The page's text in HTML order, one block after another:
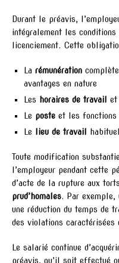
Durant le préavis,
intégralement les conditions
licenciement. Cette
La rémunération
avantages en nature
Les horaires de travail
et
Le poste et les fonctions
Le
lieu de travail habituel
Toute modification
l’employeur pendant cette
d’acte de la rupture aux
prud’homales. Par exemple,
une réduction du temps de
des violations caractérisées
Le salarié continue
préavis, qu’il soit effectué